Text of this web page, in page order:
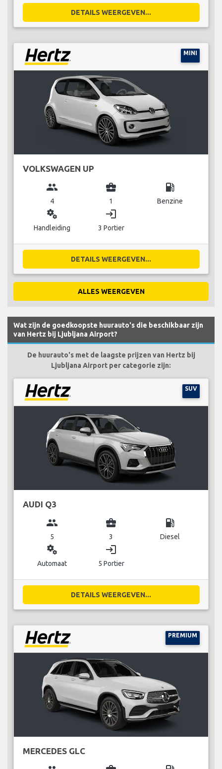
DETAILS WEERGEVEN...
MINI
VOLKSWAGEN UP
group
4
business_center
1
local_gas_station
Benzine
miscellaneous_services
Handleiding
login
3 Portier
DETAILS WEERGEVEN...
ALLES WEERGEVEN
Wat zijn de goedkoopste huurauto's die beschikbaar zijn
van Hertz bij Ljubljana Airport?
De huurauto's met de laagste prijzen van Hertz bij
Ljubljana Airport per categorie zijn:
SUV
AUDI Q3
group
5
business_center
3
local_gas_station
Diesel
miscellaneous_services
Automaat
login
5 Portier
DETAILS WEERGEVEN...
PREMIUM
MERCEDES GLC